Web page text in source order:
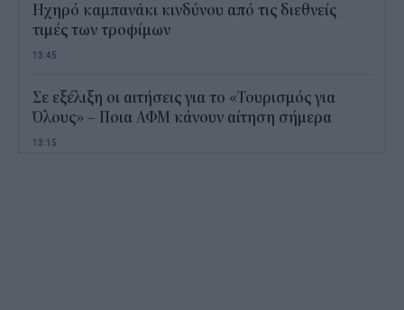
Ηχηρό καμπανάκι κινδύνου από τις διεθνείς
τιμές των τροφίμων
13:45
Σε εξέλιξη οι αιτήσεις για το «Τουρισμός για
Όλους» – Ποια ΑΦΜ κάνουν αίτηση σήμερα
13:15